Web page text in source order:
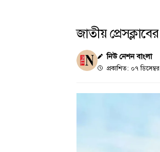
জাতীয়
নিউ নেশন বাংলা
প্রকাশিত: ০৭